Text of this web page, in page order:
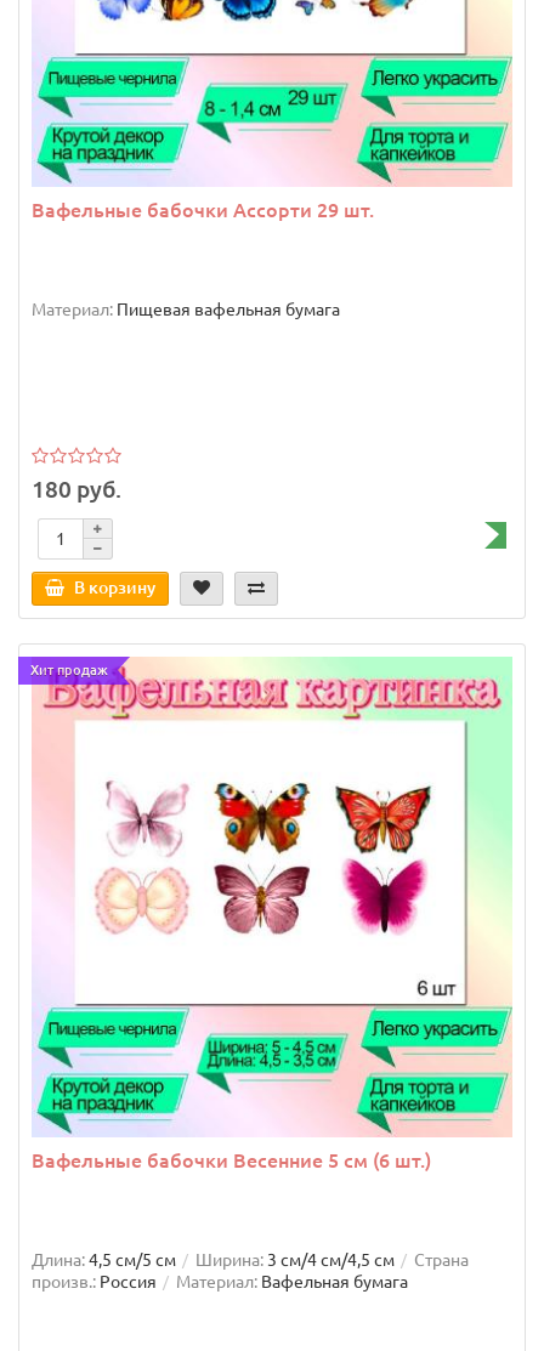
Вафельные бабочки Ассорти 29 шт.
Материал: Пищевая вафельная бумага
180 руб.
В корзину
Хит продаж
Вафельные бабочки Весенние 5 см (6 шт.)
Длина:4,5 см/5 см Ширина: 3 см/4 см/4,5 см
Страна
произв.: Россия Материал: Вафельная бумага